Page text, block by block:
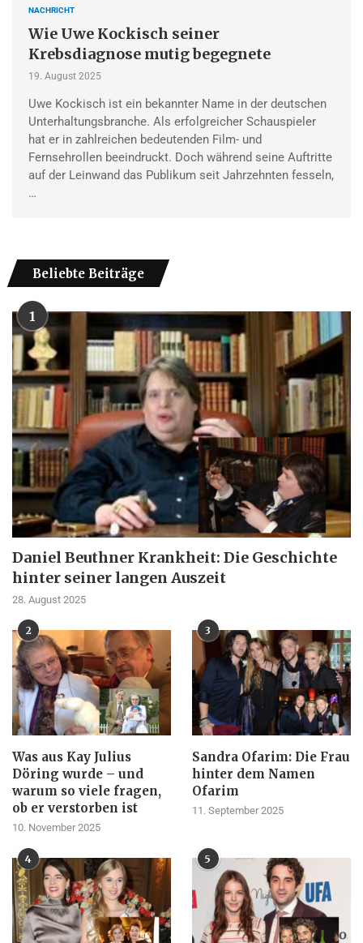
NACHRICHT
Wie Uwe Kockisch seiner
Krebsdiagnose mutig begegnete
19. August 2025
Uwe Kockisch ist ein bekannter Name in der deutschen
Unterhaltungsbranche. Als erfolgreicher Schauspieler
hat er in zahlreichen bedeutenden Film- und
Fernsehrollen beeindruckt. Doch während seine Auftritte
auf der Leinwand das Publikum seit Jahrzehnten fesseln,
…
Beliebte Beiträge
1
Daniel Beuthner Krankheit: Die Geschichte
hinter seiner langen Auszeit
28. August 2025
2
Was aus Kay Julius
Döring wurde – und
warum so viele fragen,
ob er verstorben ist
10. November 2025
3
Sandra Ofarim: Die Frau
hinter dem Namen
Ofarim
11. September 2025
4 5